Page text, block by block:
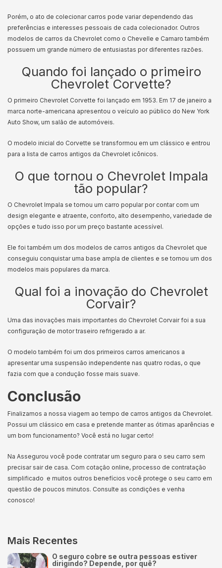
Porém, o ato de colecionar carros pode variar dependendo das
preferências e interesses pessoais de cada colecionador. Outros
modelos de carros da Chevrolet como o Chevelle e Camaro também
possuem um grande número de entusiastas por diferentes razões.
Quando foi lançado o primeiro
Chevrolet Corvette?
O primeiro Chevrolet Corvette foi lançado em 1953. Em 17 de janeiro a
marca norte-americana apresentou o veículo ao público do New York
Auto Show, um salão de automóveis.
O modelo inicial do Corvette se transformou em um clássico e entrou
para a lista de carros antigos da Chevrolet icônicos.
O que tornou o Chevrolet Impala
tão popular?
O Chevrolet Impala se tornou um carro popular por contar com um
design elegante e atraente, conforto, alto desempenho, variedade de
opções e tudo isso por um preço bastante acessível.
Ele foi também um dos modelos de carros antigos da Chevrolet que
conseguiu conquistar uma base ampla de clientes e se tornou um dos
modelos mais populares da marca.
Qual foi a inovação do Chevrolet
Corvair?
Uma das inovações mais importantes do Chevrolet Corvair foi a sua
configuração de motor traseiro refrigerado a ar.
O modelo também foi um dos primeiros carros americanos a
apresentar uma suspensão independente nas quatro rodas, o que
fazia com que a condução fosse mais suave.
Conclusão
Finalizamos a nossa viagem ao tempo de carros antigos da Chevrolet.
Possui um clássico em casa e pretende manter as ótimas aparências e
um bom funcionamento? Você está no lugar certo!
Na Assegurou você pode contratar um seguro para o seu carro sem
precisar sair de casa. Com cotação online, processo de contratação
simplificado e muitos outros benefícios você protege o seu carro em
questão de poucos minutos. Consulte as condições e venha
conosco!
Mais Recentes
O seguro cobre se outra pessoas estiver
dirigindo? Depende, por quê?